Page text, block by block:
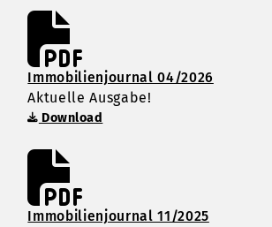
Immobilienjournal 04/2026
Aktuelle Ausgabe!
Download
Immobilienjournal 11/2025